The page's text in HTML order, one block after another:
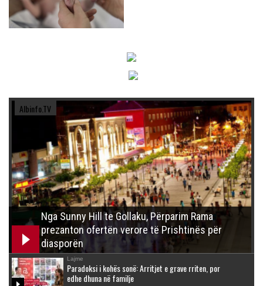
Albinfo.TV
Nga Sunny Hill te Gollaku, Përparim Rama
prezanton ofertën verore të Prishtinës për
diasporën
Lajme
Paradoksi i kohës sonë: Arritjet e grave rriten, por
edhe dhuna në familje